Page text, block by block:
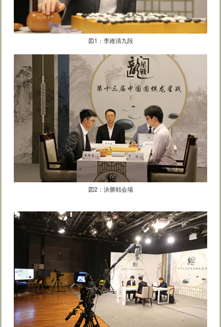
図1：李維清九段
図2：決勝戦会場